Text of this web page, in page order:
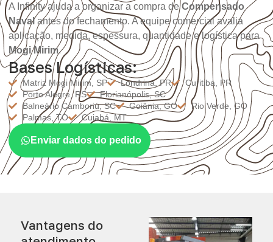
A Infinity ajuda a organizar a compra deCompensado
Navalantes do fechamento. A equipe comercial avalia
aplicação, medida, espessura, quantidade e logística para
Mogi Mirim.
Bases Logísticas:
Matriz Mogi Mirim, SP Londrina, PR
Curitiba, PR
Porto Alegre, RS
Florianópolis, SC
Balneário Camboriú, SC
Goiânia, GO
Rio Verde, GO
Palmas, TO
Cuiabá, MT
Enviar dados do pedido
Vantagens do